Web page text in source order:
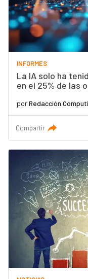
INFORMES
La IA solo ha
en el 25% de las
porRedacción
Compartir